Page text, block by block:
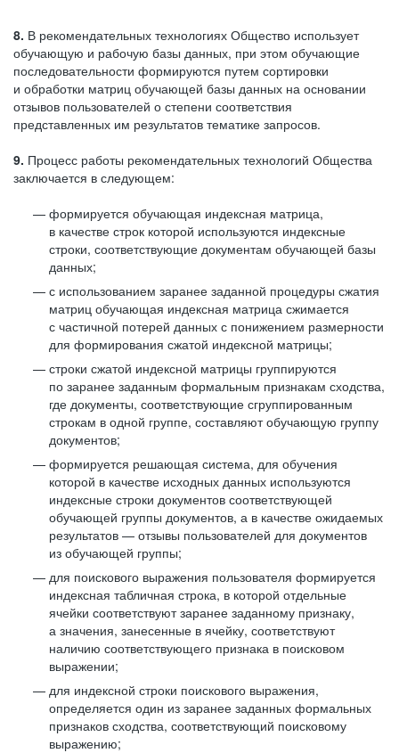
8. В рекомендательных технологиях Общество использует
обучающую и рабочую базы данных, при этом обучающие
последовательности формируются путем сортировки
и обработки матриц обучающей базы данных на основании
отзывов пользователей о степени соответствия
представленных им результатов тематике запросов.
9. Процесс работы рекомендательных технологий Общества
заключается в следующем:
формируется обучающая индексная матрица,
в качестве строк которой используются индексные
строки, соответствующие документам обучающей базы
данных;
с использованием заранее заданной процедуры сжатия
матриц обучающая индексная матрица сжимается
с частичной потерей данных с понижением размерности
для формирования сжатой индексной матрицы;
строки сжатой индексной матрицы группируются
по заранее заданным формальным признакам сходства,
где документы, соответствующие сгруппированным
строкам в одной группе, составляют обучающую группу
документов;
формируется решающая система, для обучения
которой в качестве исходных данных используются
индексные строки документов соответствующей
обучающей группы документов, а в качестве ожидаемых
результатов — отзывы пользователей для документов
из обучающей группы;
для поискового выражения пользователя формируется
индексная табличная строка, в которой отдельные
ячейки соответствуют заранее заданному признаку,
а значения, занесенные в ячейку, соответствуют
наличию соответствующего признака в поисковом
выражении;
для индексной строки поискового выражения,
определяется один из заранее заданных формальных
признаков сходства, соответствующий поисковому
выражению;